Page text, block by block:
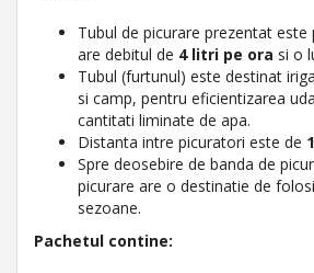
Tubul de picurare prezentat este
are debitul de 4 litri pe ora si o
Tubul (furtunul) este destinat
si camp, pentru eficientizarea
cantitati liminate de apa.
Distanta intre picuratori este de
Spre deosebire de banda de
picurare are o destinatie de
sezoane.
Pachetul contine: